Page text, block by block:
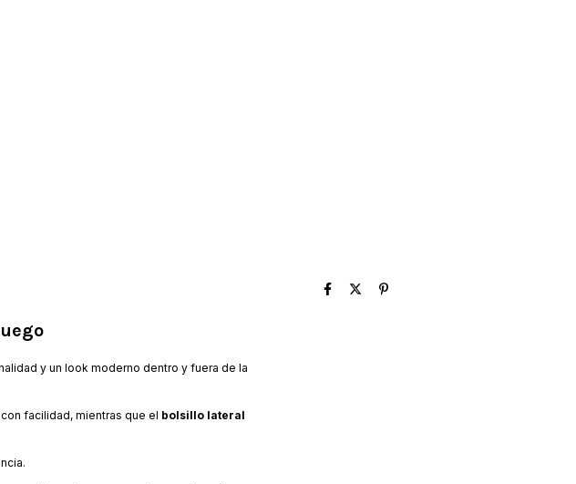
y un look moderno dentro y fuera de la
facilidad, mientras que el bolsillo lateral